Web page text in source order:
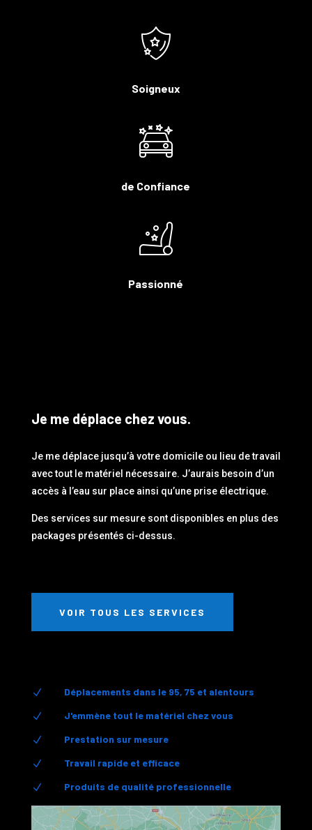
Soigneux
de Confiance
Passionné
Je me déplace chez vous.
Je me déplace jusqu’à votre domicile ou lieu de travail
avec tout le matériel nécessaire. J’aurais besoin d’un
accès à l’eau sur place ainsi qu’une prise électrique.
Des services sur mesure sont disponibles en plus des
packages présentés ci-dessus.
VOIR TOUS LES SERVICES
N Déplacements dans le 95, 75 et alentours
N J'emmène tout le matériel chez vous
N Prestation sur mesure
N Travail rapide et efficace
N Produits de qualité professionnelle